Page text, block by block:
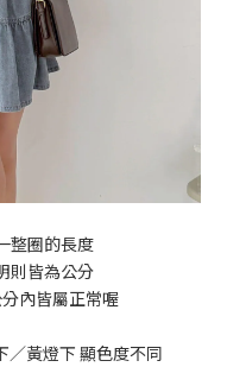
整圈的長度
則皆為公分
內皆屬正常喔
／黃燈下 顯色度不同